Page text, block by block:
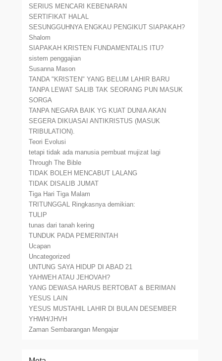
SERIUS MENCARI KEBENARAN
SERTIFIKAT HALAL
SESUNGGUHNYA ENGKAU PENGIKUT SIAPAKAH?
Shalom
SIAPAKAH KRISTEN FUNDAMENTALIS ITU?
sistem penggajian
Susanna Mason
TANDA "KRISTEN" YANG BELUM LAHIR BARU
TANPA LEWAT SALIB TAK SEORANG PUN MASUK
SORGA
TANPA NEGARA BAIK YG KUAT DUNIA AKAN
SEGERA DIKUASAI ANTIKRISTUS (MASUK
TRIBULATION).
Teori Evolusi
tetapi tidak ada manusia pembuat mujizat lagi
Through The Bible
TIDAK BOLEH MENCABUT LALANG
TIDAK DISALIB JUMAT
Tiga Hari Tiga Malam
TRITUNGGAL Ringkasnya demikian:
TULIP
tunas dari tanah kering
TUNDUK PADA PEMERINTAH
Ucapan
Uncategorized
UNTUNG SAYA HIDUP DI ABAD 21
YAHWEH ATAU JEHOVAH?
YANG DEWASA HARUS BERTOBAT & BERIMAN
YESUS LAIN
YESUS MUSTAHIL LAHIR DI BULAN DESEMBER
YHWH/JHVH
Zaman Sembarangan Mengajar